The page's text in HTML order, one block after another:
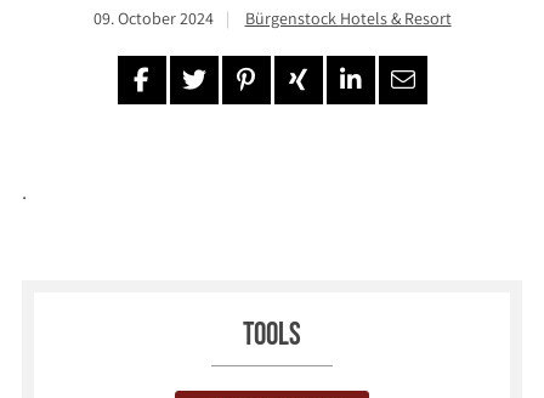
09. October 2024 Bürgenstock Hotels & Resort
.
Tools